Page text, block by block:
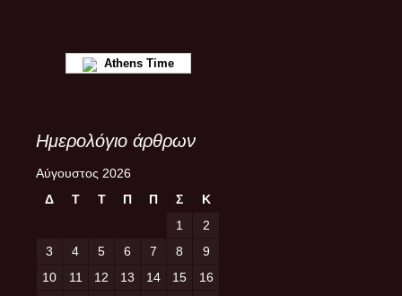
Athens Time
Ημερολόγιο άρθρων
Αύγουστος 2026
Δ
Τ Τ Π Π Σ
Κ
1
2
3
4 5 6 7 8
9
10
11 12 13 14 15 16